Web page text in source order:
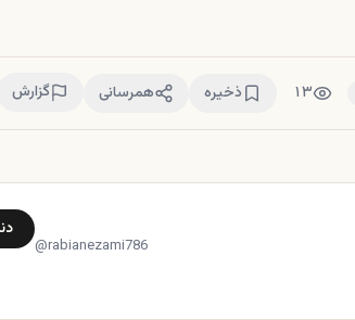
۱۳ ذخیره همرسانی گزارش
@rabianezami786